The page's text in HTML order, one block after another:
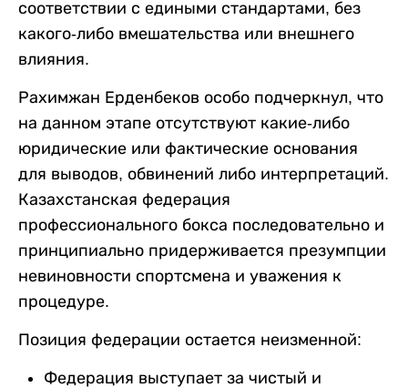
соответствии с едиными стандартами, без
какого-либо вмешательства или внешнего
влияния.
Рахимжан Ерденбеков особо подчеркнул, что
на данном этапе отсутствуют какие-либо
юридические или фактические основания
для выводов, обвинений либо интерпретаций.
Казахстанская федерация
профессионального бокса последовательно и
принципиально придерживается презумпции
невиновности спортсмена и уважения к
процедуре.
Позиция федерации остается неизменной:
Федерация выступает за чистый и